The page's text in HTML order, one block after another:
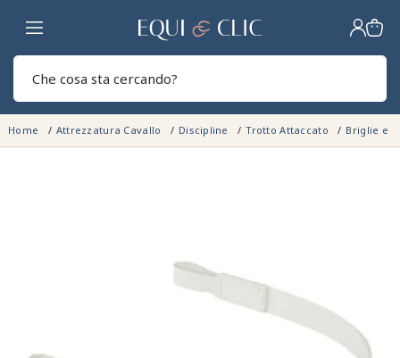
Casa
Home Attrezzatura Cavallo Discipline Trotto Attaccato Briglie e